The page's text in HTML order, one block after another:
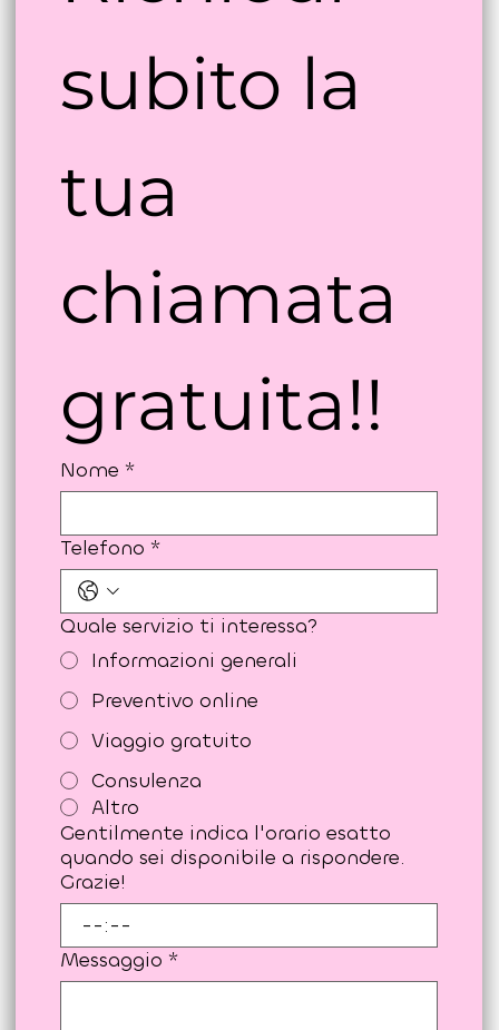
Richiedi
subito la
tua
chiamata
gratuita!!
Nome*
Telefono
Informazioni generali
Preventivo online
Viaggio gratuito
Consulenza
Altro
Gentilmente indica l'orario esatto
quando sei disponibile a rispondere.
Grazie!